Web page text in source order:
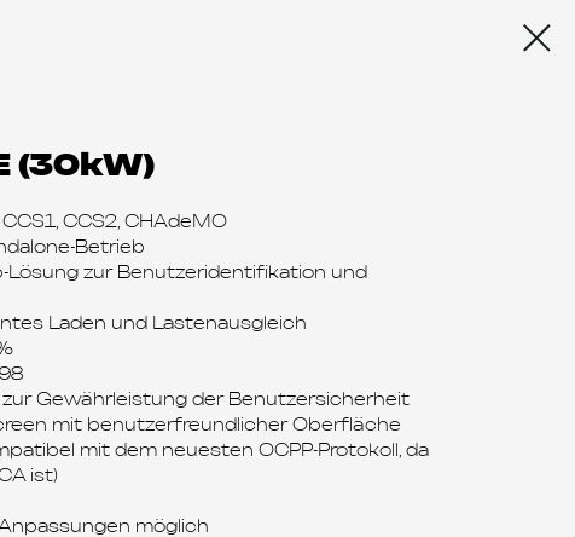
(30kW)
CCS2, CHAdeMO
Betrieb
Lösung zur Benutzeridentifikation und
Laden und Lastenausgleich
Gewährleistung der Benutzersicherheit
mit benutzerfreundlicher Oberfläche
mit dem neuesten OCPP-Protokoll, da
ist)
möglich